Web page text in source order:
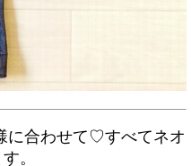
に合わせて♡すべてネオ
。